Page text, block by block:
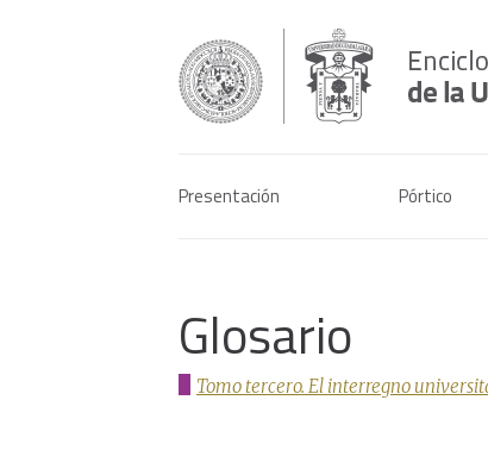
Presentación Pórtico
Glosario
Tomo tercero. El interregno